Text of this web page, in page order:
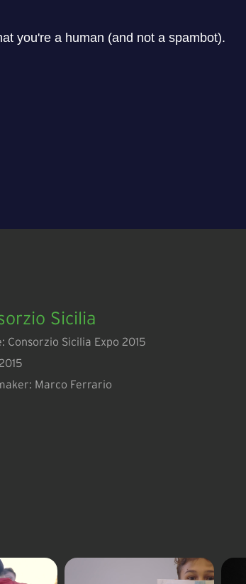
Sicilia
Consorzio Sicilia Expo 2015
Marco Ferrario